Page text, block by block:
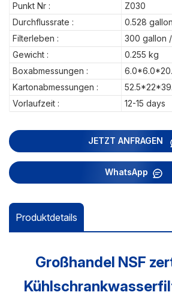
Punkt Nr :
Z030
Durchflussrate :
0.528
Filterleben :
300 gallon
Gewicht :
0.255 kg
Boxabmessungen :
Kartonabmessungen :
Vorlaufzeit :
12-15 days
JETZT ANFRAGEN
WhatsApp
Produktdetails
Großhandel NSF